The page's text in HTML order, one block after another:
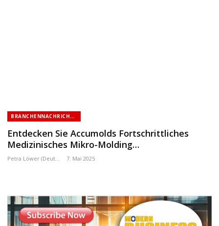
BRANCHENNACHRICHTEN
Entdecken Sie Accumolds Fortschrittliches
Medizinisches Mikro-Molding…
Petra Löwer (Deutschland) 7. Mai 2025